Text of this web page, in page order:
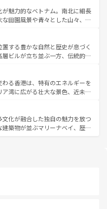
、新着の台湾情報は コンテンツ一覧を参
焼肉、絶品のストリートフード
が待っている。夜には、韓国な
国の多彩な魅力を心ゆくまで味
みてほしい。 なお、新着の韓国情報はコンテンツ一
魅力的なベトナム。南北に細長
田園風景や青々とした山々、世
づく。ハノイの古い町並みやホ
時代の建物も、独特の雰囲気を
ラエティの豊かさとおいしさで
、ベトナムコーヒーなどは、ぜ
地域を訪れてもあたたかい人々
で、きっと忘れられない旅にな
する豊かな自然と歴史が息づく
ビルが立ち並ぶ一方、伝統的な
部ではチェンマイなどの山岳地
ではプーケットやクラビの美し
楽しむことができる。タイ料理
で、どの季節にも異なる楽しみ
いタイの人々、仏教を中心とし
資源が、訪れる旅人を魅了し続
る香港は、特有のエネルギーを
湾に広がる壮大な景色、近未来
るはず。観光スポットが密集し
を回れるのも魅力。息をのむよ
まで、香港を存分に楽しみ尽く
化が融合した独自の魅力を放つ
築物が並ぶマリーナベイ、歴史
情を楽しめる外せないスポット